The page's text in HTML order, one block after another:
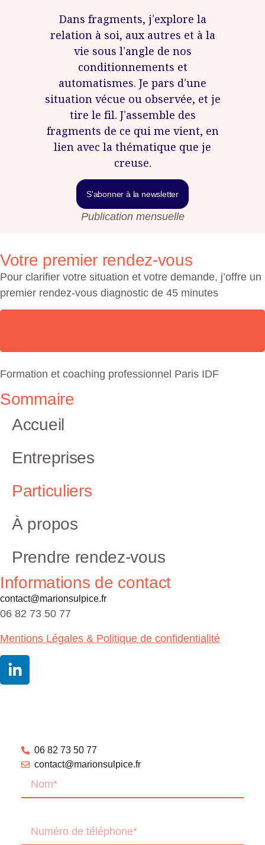
Dans fragments, j’explore la
relation à soi, aux autres et à la
vie sous l’angle de nos
conditionnements et
automatismes. Je pars d’une
situation vécue ou observée, et je
tire le fil. J’assemble des
fragments de ce qui me vient, en
lien avec la thématique que je
creuse.
S'abonner à la newsletter
Publication mensuelle
Votre premier rendez-vous
Pour clarifier votre situation et votre demande, j’offre un
premier rendez-vous diagnostic de 45 minutes
Formation et coaching professionnel Paris IDF
Sommaire
Accueil
Entreprises
Particuliers
À propos
Prendre rendez-vous
Informations de contact
contact@marionsulpice.fr
06 82 73 50 77
Mentions Légales & Politique de confidentialité
06 82 73 50 77
contact@marionsulpice.fr